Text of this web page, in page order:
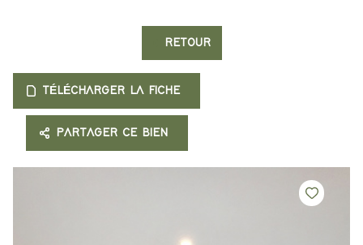
RETOUR
TÉLÉCHARGER LA FICHE
PARTAGER CE BIEN